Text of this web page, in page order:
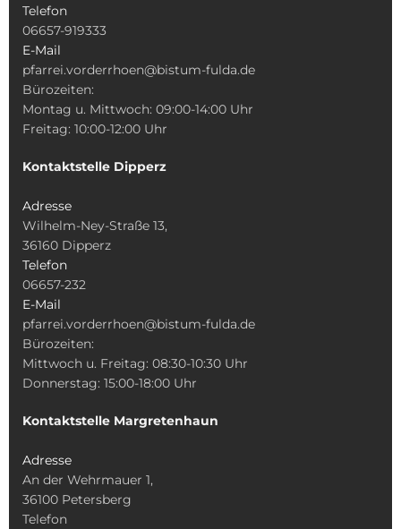
Telefon
06657-919333
E-Mail
pfarrei.vorderrhoen@bistum-fulda.de
Bürozeiten:
Montag u. Mittwoch: 09:00-14:00 Uhr
Freitag: 10:00-12:00 Uhr
Kontaktstelle Dipperz
Adresse
Wilhelm-Ney-Straße 13,
36160 Dipperz
Telefon
06657-232
E-Mail
pfarrei.vorderrhoen@bistum-fulda.de
Bürozeiten:
Mittwoch u. Freitag: 08:30-10:30 Uhr
Donnerstag: 15:00-18:00 Uhr
Kontaktstelle Margretenhaun
Adresse
An der Wehrmauer 1,
36100 Petersberg
Telefon